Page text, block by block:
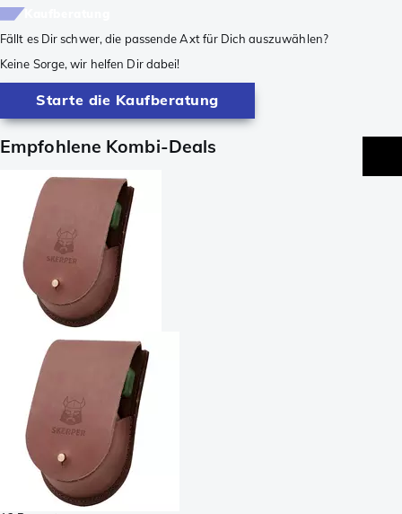
Fällt es Dir schwer, die passende Axt für Dich auszuwählen?
Keine Sorge, wir helfen Dir dabei!
Starte die Kaufberatung
Empfohlene Kombi-Deals